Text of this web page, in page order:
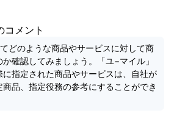
コメント
どのような商品やサービスに対して商
確認してみましょう。「ユ−マイル」
指定された商品やサービスは、自社が
品、指定役務の参考にすることができ